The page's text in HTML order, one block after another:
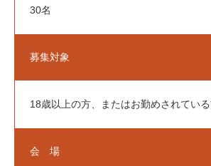
施設空き情報
体験事業・講座お申込み
財団情報 個人情報保護方針 免責事項
30名
募集対象
18歳以上の方、またはお勤めされている
会 場